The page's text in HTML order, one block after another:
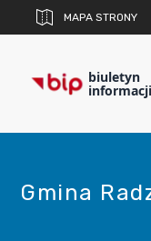
MAPA STRONY
biuletyn
Gmina